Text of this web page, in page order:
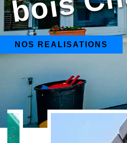
NOS REALISATIONS